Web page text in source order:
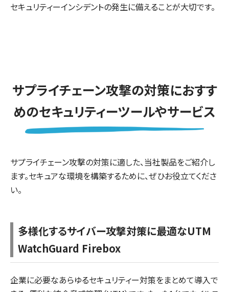
セキュリティーインシデントの発生に備えることが大切です。
サプライチェーン攻撃の対策におすす
めのセキュリティーツールやサービス
サプライチェーン攻撃の対策に適した、当社製品をご紹介し
ます。セキュアな環境を構築するために、ぜひお役立てくださ
い。
多様化するサイバー攻撃対策に最適なUTM
WatchGuard Firebox
企業に必要なあらゆるセキュリティー対策をまとめて導入で